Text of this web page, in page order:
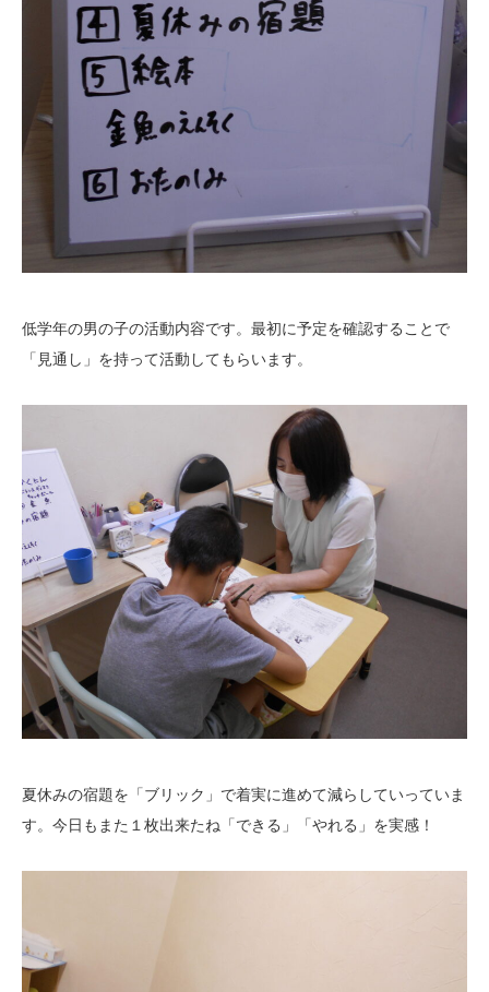
低学年の男の子の活動内容です。最初に予定を確認することで
「見通し」を持って活動してもらいます。
夏休みの宿題を「ブリック」で着実に進めて減らしていっていま
す。今日もまた１枚出来たね「できる」「やれる」を実感！